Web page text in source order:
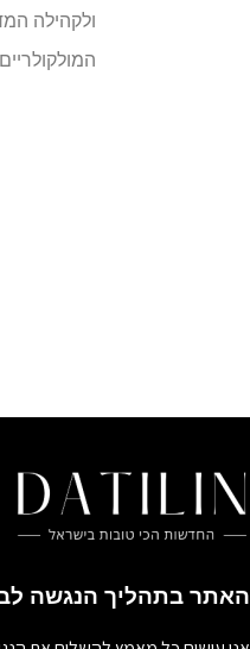
ולקהילה
האתר בתהליך הנגשה